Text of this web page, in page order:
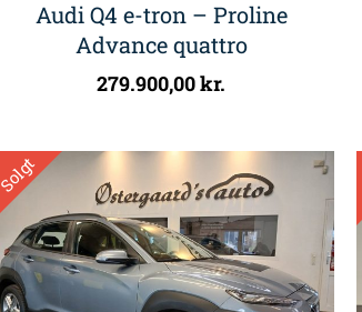
Audi Q4 e-tron – Proline
Advance quattro
279.900,00kr.
Solgt